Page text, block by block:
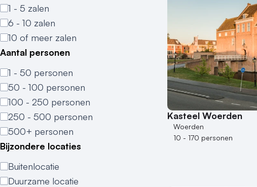
1 - 5 zalen
6 - 10 zalen
10 of meer zalen
Aantal personen
1 - 50 personen
50 - 100 personen
100 - 250 personen
250 - 500 personen
500+ personen
Bijzondere locaties
Buitenlocatie
Duurzame locatie
Kasteel Woerden
Woerden
10 - 170 personen